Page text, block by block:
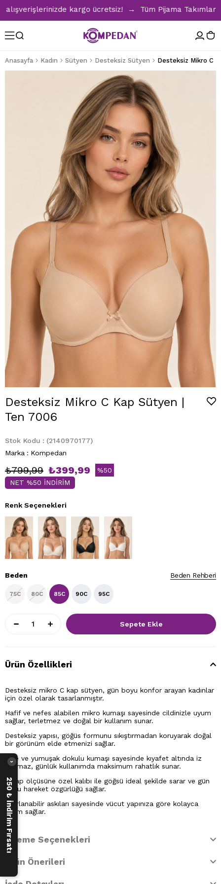
kargo ücretsiz! → Tüm Pijama
Anasayfa Kadın Sütyen Desteksiz Sütyen Desteksiz Mikro C
Desteksiz Mikro C Kap Sütyen |
Ten 7006
Stok Kodu
(2140970177)
Marka : Kompedan
₺799,99 ₺399,99 %50
NET %50 İNDİRİM
Renk Seçenekleri
Beden Rehberi
Beden
75C 80C 85C 90C 95C
Ürün Özellikleri
Desteksiz mikro C kap sütyen, gün boyu konfor arayan kadınlar
için özel olarak tasarlanmıştır.
Hafif ve nefes alabilen mikro kumaşı sayesinde cildinizle uyum
sağlar, terletmez ve doğal bir kullanım sunar.
Desteksiz yapısı, göğüs formunu sıkıştırmadan koruyarak doğal
bir görünüm elde etmenizi sağlar.
İnce ve yumuşak dokulu kumaşı sayesinde kıyafet altında iz
yapmaz, günlük kullanımda maksimum rahatlık sunar.
C kap ölçüsüne özel kalıbı ile göğsü ideal şekilde sarar ve gün
boyu hareket özgürlüğü sağlar.
Ayarlanabilir askıları sayesinde vücut yapınıza göre kolayca
uyum sağlar.
Ödeme Seçenekleri
Ürün Önerileri
250 ₺ İndirim Fırsatı
›